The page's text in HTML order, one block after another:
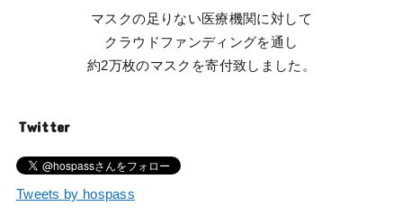
マスクの足りない医療機関に対して
クラウドファンディングを通し
約2万枚のマスクを寄付致しました。
Twitter
Tweets by hospass